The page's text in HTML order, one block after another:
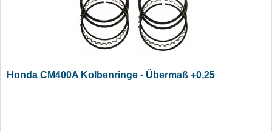
Honda CM400A Kolbenringe - Übermaß +0,25